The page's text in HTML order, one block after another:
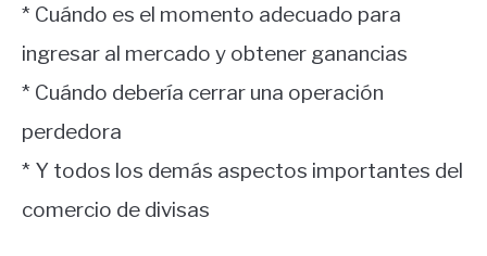
* Cuándo es el momento adecuado para
ingresar al mercado y obtener ganancias
* Cuándo debería cerrar una operación
perdedora
* Y todos los demás aspectos importantes del
comercio de divisas